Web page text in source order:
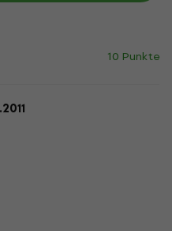
10 Punkte